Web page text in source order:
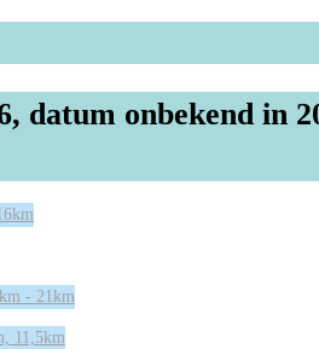
datum onbekend in
- 21km
11,5km